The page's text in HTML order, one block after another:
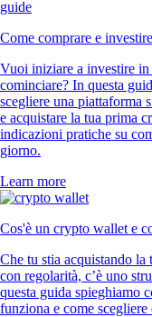
Come comprare e
Vuoi iniziare a investire
cominciare? In questa
scegliere una piattaforma
e acquistare la tua prima
indicazioni pratiche su
giorno.
Learn more
Cos'è un crypto wallet e
Che tu stia acquistando
con regolarità, c’è uno
questa guida spieghiamo
funziona e come